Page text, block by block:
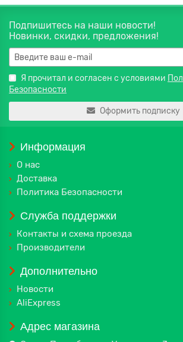
Подпишитесь на наши новости!
Новинки, скидки, предложения!
Я прочитал и согласен с условиями
Безопасности
Оформить подписку
Информация
О нас
Доставка
Политика Безопасности
Служба поддержки
Контакты и схема проезда
Производители
Дополнительно
Новости
AliExpress
Адрес магазина